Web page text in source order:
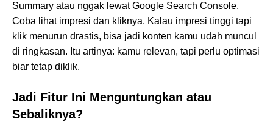
Summary atau nggak lewat Google Search Console.
Coba lihat impresi dan kliknya. Kalau impresi tinggi tapi
klik menurun drastis, bisa jadi konten kamu udah muncul
di ringkasan. Itu artinya: kamu relevan, tapi perlu optimasi
biar tetap diklik.
Jadi Fitur Ini Menguntungkan atau
Sebaliknya?